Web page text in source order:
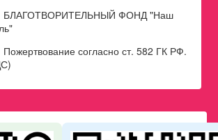
БЛАГОТВОРИТЕЛЬНЫЙ ФОНД "Наш
Пожертвование согласно ст. 582 ГК РФ.